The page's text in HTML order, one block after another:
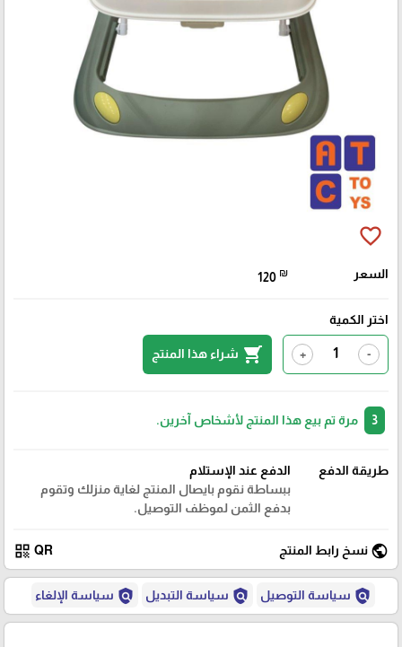
favorite_border
السعر 120 ₪
اختر الكمية
-
+
shopping_cart شراء هذا المنتج
مرة تم بيع هذا المنتج لأشخاص آخرين.
طريقة الدفع
الدفع عند الإستلام
ببساطة نقوم بايصال المنتج لغاية منزلك وتقوم
بدفع الثمن لموظف التوصيل.
public نسخ رابط المنتج QR
qr_code
policy سياسة التوصيل policy سياسة التبديل policy سياسة الإلغاء